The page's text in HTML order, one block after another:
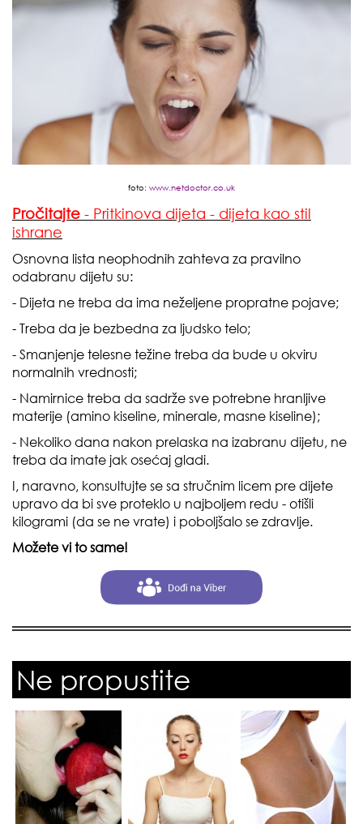
foto: www.netdoctor.co.uk
Pročitajte - Pritkinova dijeta - dijeta kao stil
ishrane
Osnovna lista neophodnih zahteva za pravilno
odabranu dijetu su:
- Dijeta ne treba da ima neželjene propratne pojave;
- Treba da je bezbedna za ljudsko telo;
- Smanjenje telesne težine treba da bude u okviru
normalnih vrednosti;
- Namirnice treba da sadrže sve potrebne hranljive
materije (amino kiseline, minerale, masne kiseline);
- Nekoliko dana nakon prelaska na izabranu dijetu, ne
treba da imate jak osećaj gladi.
I, naravno, konsultujte se sa stručnim licem pre dijete
upravo da bi sve proteklo u najboljem redu - otišli
kilogrami (da se ne vrate) i poboljšalo se zdravlje.
Možete vi to same!
Ne propustite